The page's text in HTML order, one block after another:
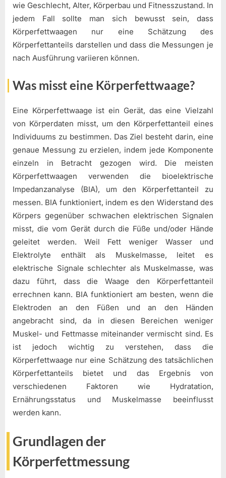
wie Geschlecht, Alter, Körperbau und Fitnesszustand. In
jedem Fall sollte man sich bewusst sein, dass
Körperfettwaagen nur eine Schätzung des
Körperfettanteils darstellen und dass die Messungen je
nach Ausführung variieren können.
Was misst eine Körperfettwaage?
Eine Körperfettwaage ist ein Gerät, das eine Vielzahl
von Körperdaten misst, um den Körperfettanteil eines
Individuums zu bestimmen. Das Ziel besteht darin, eine
genaue Messung zu erzielen, indem jede Komponente
einzeln in Betracht gezogen wird. Die meisten
Körperfettwaagen verwenden die bioelektrische
Impedanzanalyse (BIA), um den Körperfettanteil zu
messen. BIA funktioniert, indem es den Widerstand des
Körpers gegenüber schwachen elektrischen Signalen
misst, die vom Gerät durch die Füße und/oder Hände
geleitet werden. Weil Fett weniger Wasser und
Elektrolyte enthält als Muskelmasse, leitet es
elektrische Signale schlechter als Muskelmasse, was
dazu führt, dass die Waage den Körperfettanteil
errechnen kann. BIA funktioniert am besten, wenn die
Elektroden an den Füßen und an den Händen
angebracht sind, da in diesen Bereichen weniger
Muskel- und Fettmasse miteinander vermischt sind. Es
ist jedoch wichtig zu verstehen, dass die
Körperfettwaage nur eine Schätzung des tatsächlichen
Körperfettanteils bietet und das Ergebnis von
verschiedenen Faktoren wie Hydratation,
Ernährungsstatus und Muskelmasse beeinflusst
werden kann.
Grundlagen der
Körperfettmessung